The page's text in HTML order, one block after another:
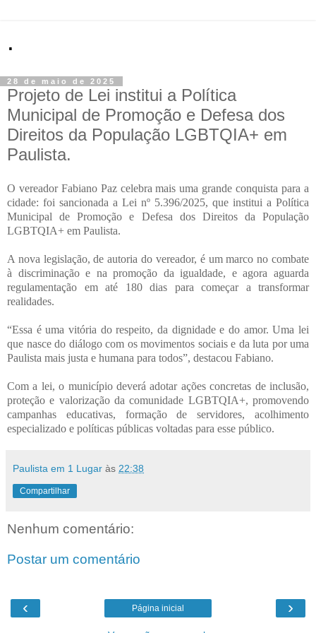
.
28 de maio de 2025
Projeto de Lei institui a Política
Municipal de Promoção e Defesa dos
Direitos da População LGBTQIA+ em
Paulista.
O vereador Fabiano Paz celebra mais uma grande conquista para a
cidade: foi sancionada a Lei nº 5.396/2025, que institui a Política
Municipal de Promoção e Defesa dos Direitos da População
LGBTQIA+ em Paulista.
A nova legislação, de autoria do vereador, é um marco no combate
à discriminação e na promoção da igualdade, e agora aguarda
regulamentação em até 180 dias para começar a transformar
realidades.
“Essa é uma vitória do respeito, da dignidade e do amor. Uma lei
que nasce do diálogo com os movimentos sociais e da luta por uma
Paulista mais justa e humana para todos”, destacou Fabiano.
Com a lei, o município deverá adotar ações concretas de inclusão,
proteção e valorização da comunidade LGBTQIA+, promovendo
campanhas educativas, formação de servidores, acolhimento
especializado e políticas públicas voltadas para esse público.
Paulista em 1 Lugar às 22:38
Compartilhar
Nenhum comentário:
Postar um comentário
‹ ›
Página inicial